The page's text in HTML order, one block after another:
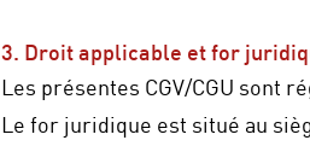
3. Droit applicable et for
Les présentes CGV/CGU sont
Le for juridique est situé au